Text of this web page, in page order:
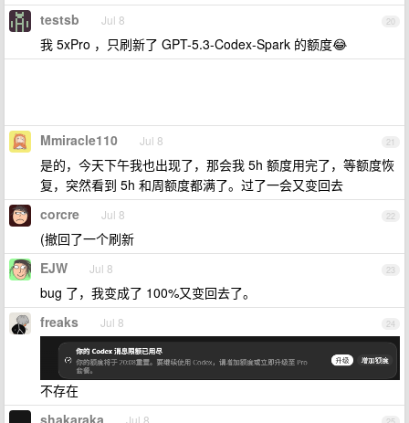
20
testsb Jul 8
我 5xPro ，只刷新了 GPT-5.3-Codex-Spark 的额度😂
21
Mmiracle110 Jul 8
是的，今天下午我也出现了，那会我 5h 额度用完了，等额度恢
复，突然看到 5h 和周额度都满了。过了一会又变回去
22
corcre Jul 8
(撤回了一个刷新
23
EJW Jul 8
bug 了，我变成了 100%又变回去了。
24
freaks Jul 8
不存在
shakaraka Jul 8